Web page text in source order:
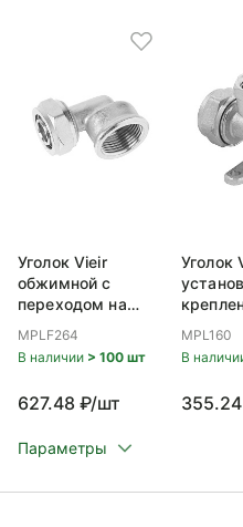
Уголок Vieir
обжимной c
переходом на
резьбу 26x3/4
MPLF264
В наличии > 100 шт
627.48 ₽/шт
Параметры
Уголок
резьбу
MPL160
В